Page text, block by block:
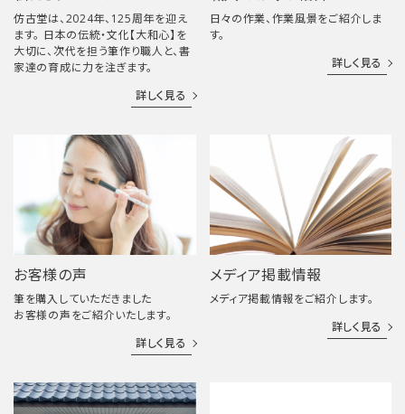
仿古堂は、2024年、125周年を迎え
ます。 日本の伝統・文化【大和心】を
大切に、次代を担う筆作り職人と、書
家達の育成に力を注ぎます。
詳しく見る
日々の作業、作業風景をご紹介しま
す。
詳しく見る
お客様の声
筆を購入していただきました
お客様の声をご紹介いたします。
詳しく見る
メディア掲載情報
メディア掲載情報をご紹介します。
詳しく見る